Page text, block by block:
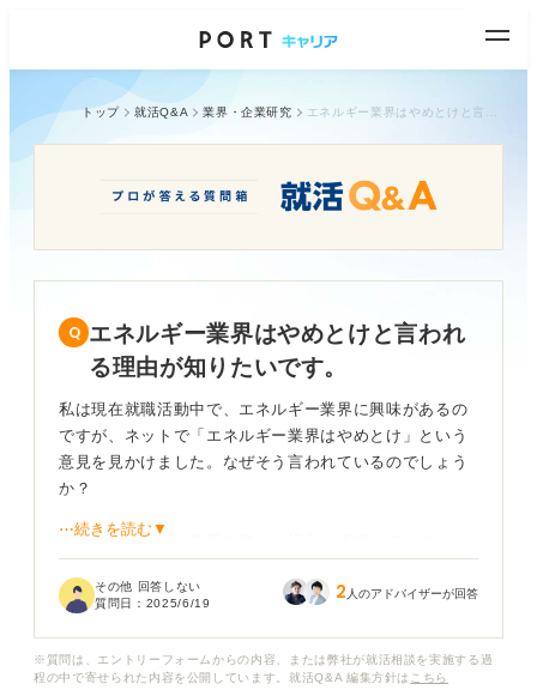
トップ 就活Q&A 業界・企業研究
エネルギー業界はやめとけと言われ
る理由が知りたいです。
私は現在就職活動中で、エネルギー業界に興味があるの
ですが、ネットで「エネルギー業界はやめとけ」という
意見を見かけました。なぜそう言われているのでしょう
か？
実際にエネルギー業界で働いた場合、後悔してしまうよ
ら、具体的にどのような点なのか教えていただきたいで
また、デメリットややめとけと言われる理由だけでな
⋯続きを読む▼
その他 回答しない
質問日： 2025/6/19 2 人のアドバイザーが回答
※質問は、エントリーフォームからの内容、または弊社が就活相談を実施する過
程の中で寄せられた内容を公開しています。就活Q&A 編集方針は こちら